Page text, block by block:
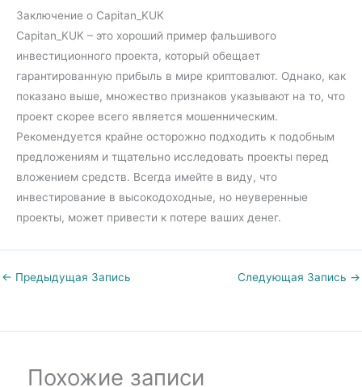
Заключение о Capitan_KUK
Capitan_KUK – это хороший пример фальшивого
инвестиционного проекта, который обещает
гарантированную прибыль в мире криптовалют. Однако, как
показано выше, множество признаков указывают на то, что
проект скорее всего является мошенническим.
Рекомендуется крайне осторожно подходить к подобным
предложениям и тщательно исследовать проекты перед
вложением средств. Всегда имейте в виду, что
инвестирование в высокодоходные, но неуверенные
проекты, может привести к потере ваших денег.
← Предыдущая Запись Следующая Запись →
Похожие записи